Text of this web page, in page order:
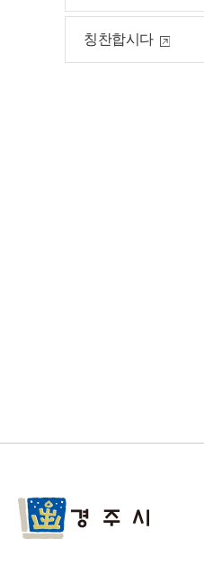
칭찬합시다